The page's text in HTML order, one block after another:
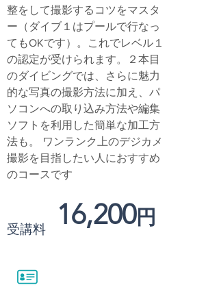
整をして撮影するコツをマスタ
ー（ダイブ１はプールで行なっ
てもOKです）。これでレベル１
の認定が受けられます。２本目
のダイビングでは、さらに魅力
的な写真の撮影方法に加え、パ
ソコンへの取り込み方法や編集
ソフトを利用した簡単な加工方
法も。 ワンランク上のデジカメ
撮影を目指したい人におすすめ
のコースです
受講料 16,200円